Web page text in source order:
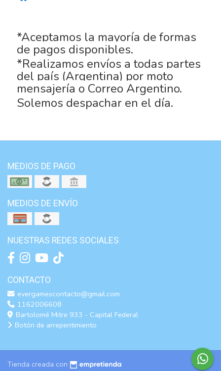
*Aceptamos la mayoría de formas
de pagos disponibles.
*Realizamos envíos a todas partes
del país (Argentina) por moto
mensajería o Correo Argentino.
Solemos despachar en el día.
MEDIOS DE PAGO
MEDIOS DE ENVÍO
NUESTRAS REDES SOCIALES
CONTACTO
evergamescontacto@gmail.com
1162006608
Bartolomé Mitre 933 - Capital Federal
Botón de arrepentimiento
Tienda creada con